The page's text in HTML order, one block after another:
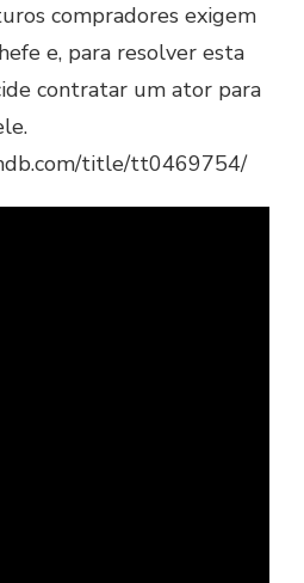
compradores exigem
e, para resolver esta
contratar um ator para
title/tt0469754/